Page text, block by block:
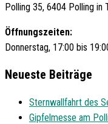
Polling 35, 6404 Polling in
Öffnungszeiten:
Donnerstag, 17:00 bis
Neueste Beiträge
Sternwallfahrt des
Gipfelmesse am